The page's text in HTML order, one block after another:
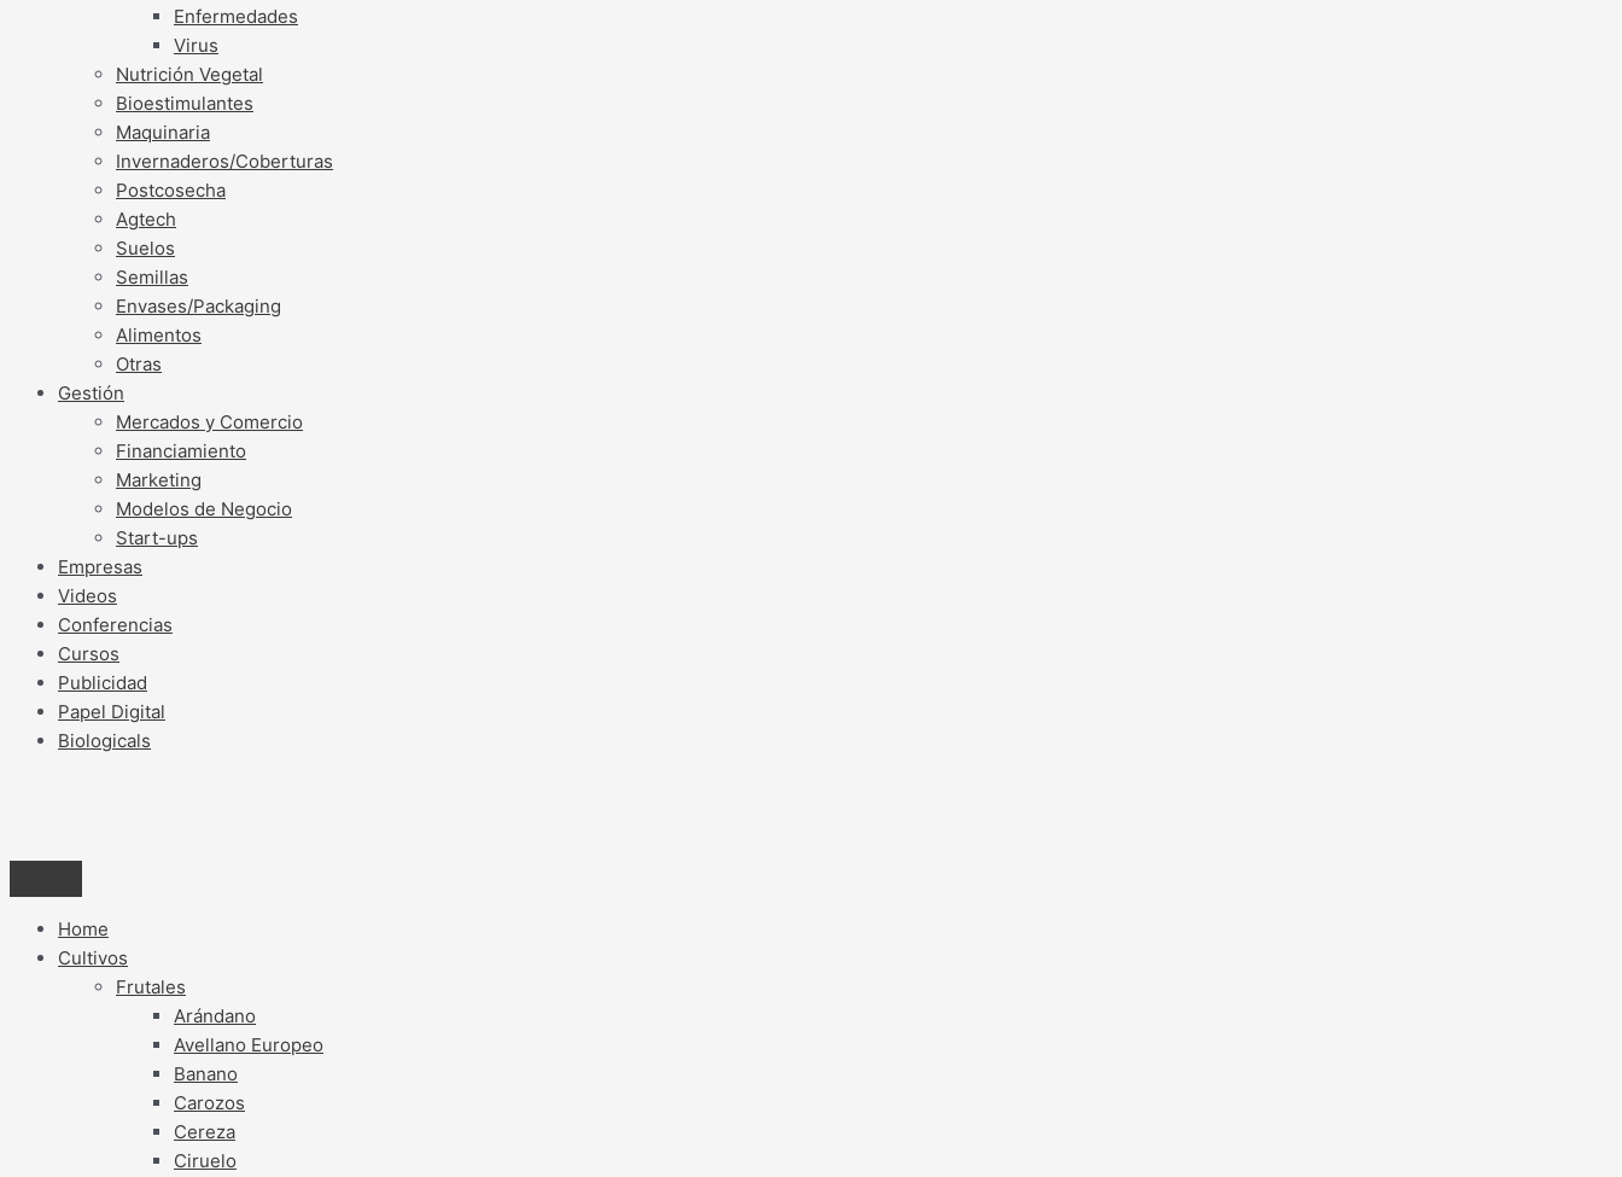
Enfermedades
Virus
Nutrición Vegetal
Bioestimulantes
Maquinaria
Invernaderos/Coberturas
Postcosecha
Agtech
Suelos
Semillas
Envases/Packaging
Alimentos
Otras
Gestión
Mercados y Comercio
Financiamiento
Marketing
Modelos de Negocio
Start-ups
Empresas
Videos
Conferencias
Cursos
Publicidad
Papel Digital
Biologicals
Home
Cultivos
Frutales
Arándano
Avellano Europeo
Banano
Carozos
Cereza
Ciruelo